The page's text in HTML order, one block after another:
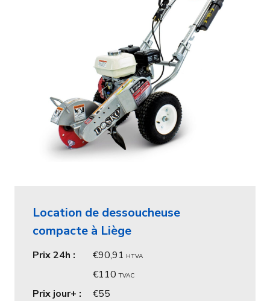
Location de dessoucheuse
compacte à Liège
Prix 24h : 90,91 HTVA
110 TVAC
Prix jour+ :
55